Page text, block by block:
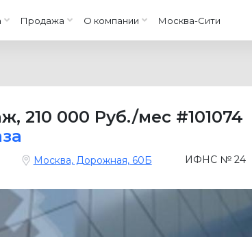
Продажа О компании Москва-Сити
, 210 000 Руб./мес #101074
Москва, Дорожная, 60Б ИФНС № 24